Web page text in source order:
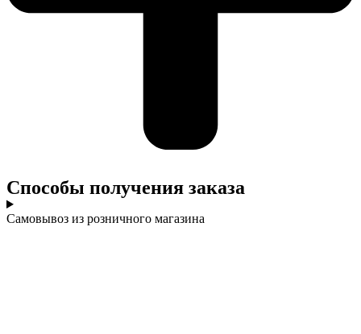
Cпособы получения заказа
Самовывоз из розничного магазина